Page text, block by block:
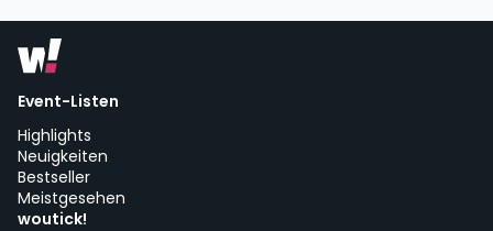
Event-Listen
Highlights
Neuigkeiten
Bestseller
Meistgesehen
woutick!